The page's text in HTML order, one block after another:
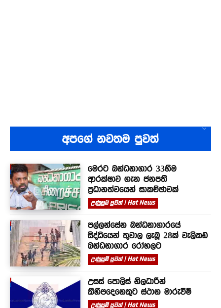
අපගේ නවතම පුවත්
මෙරට බන්ධනාගාර 33හිම
ආරක්ෂාව ගැන ජනපති
ප්‍රධානත්වයෙන් සාකච්ඡාවක්
උණුසුම් පුවත් | Hot News
පල්ලන්සේන බන්ධනාගාරයේ
සිද්ධියෙන් තුවාල ලැබූ 28ක් වැලිකඩ
බන්ධනාගාර රෝහලට
උණුසුම් පුවත් | Hot News
උසස් පොලිස් නිලධාරීන්
කිහිපදෙනෙකුට ස්ථාන මාරුවීම්
උණුසුම් පුවත් | Hot News